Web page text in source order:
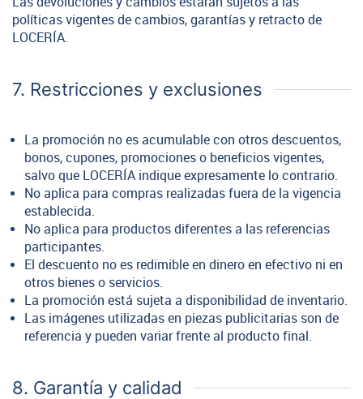
políticas vigentes de cambios, garantías y retracto de
LOCERÍA.
7. Restricciones y exclusiones
La promoción no es acumulable con otros descuentos,
bonos, cupones, promociones o beneficios vigentes,
salvo que LOCERÍA indique expresamente lo contrario.
No aplica para compras realizadas fuera de la vigencia
establecida.
No aplica para productos diferentes a las referencias
participantes.
El descuento no es redimible en dinero en efectivo ni en
otros bienes o servicios.
La promoción está sujeta a disponibilidad de inventario.
Las imágenes utilizadas en piezas publicitarias son de
referencia y pueden variar frente al producto final.
8. Garantía y calidad